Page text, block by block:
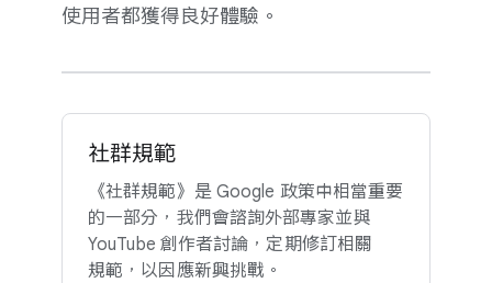
使用​者​都​獲得​良​好​體驗。
社群規範
《社群規範》​是 Google 政策​中​相當​重要​
的​一​部分，​我們​會​諮詢​外部​專家​並​與
YouTube 創作​者​討論，​定期​修訂​相關​
規範，​以​因應​新興挑戰。